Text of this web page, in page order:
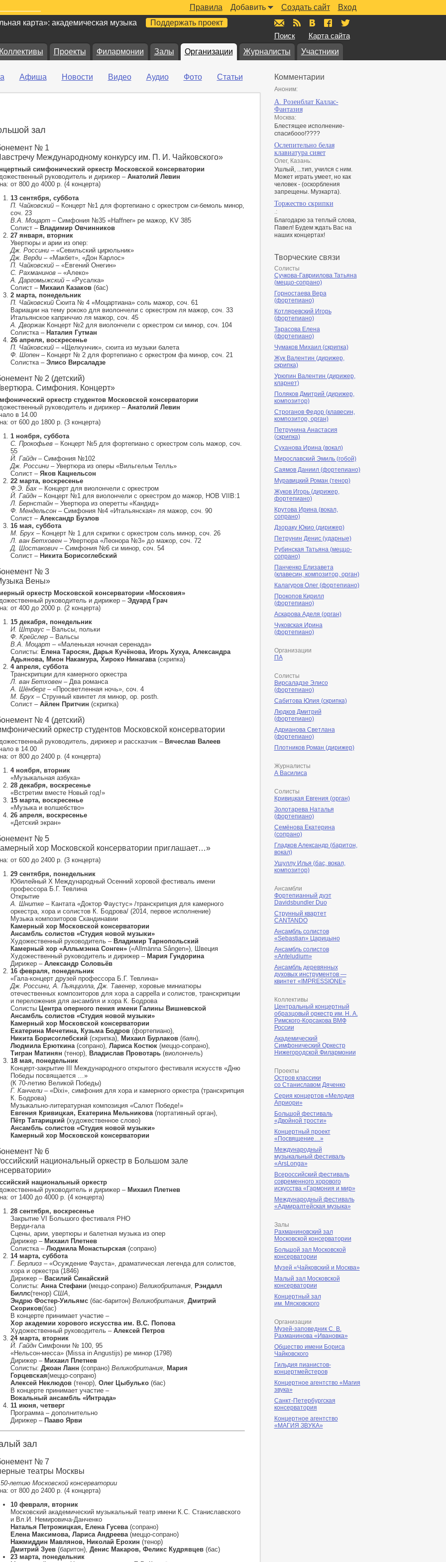
Вход
Создать сайт
Добавить
Правила
карта»: академическая музыка Поддержать проект
Поиск Карта сайта
Коллективы Проекты Филармонии Залы Организации Журналисты Участники
Афиша Новости Видео Аудио Фото Статьи
зал
№ 1
Международному конкурсу им. П. И. Чайковского»
симфонический оркестр Московской консерватории
руководитель и дирижер – Анатолий Левин
от 800 до 4000 р. (4 концерта)
13 сентября, суббота
П. Чайковский– Концерт №1 для фортепиано с оркестром си-бемоль минор,
соч. 23
В.А. Моцарт– Симфония №35 «Haffner» ре мажор, KV 385
Солист – Владимир Овчинников
27 января, вторник
Увертюры и арии из опер:
Дж. Россини– «Севильский цирюльник»
Дж. Верди– «Макбет», «Дон Карлос»
П. Чайковский– «Евгений Онегин»
С. Рахманинов– «Алеко»
А. Даргомыжский– «Русалка»
Солист – Михаил Казаков(бас)
2 марта, понедельник
П. ЧайковскийСюита № 4 «Моцартиана» соль мажор, соч. 61
Вариации на тему рококо для виолончели с оркестром ля мажор, соч. 33
Итальянское каприччио ля мажор, соч. 45
А. ДворжакКонцерт №2 для виолончели с оркестром си минор, соч. 104
Солистка –Наталия Гутман
26 апреля, воскресенье
П. Чайковский– «Щелкунчик», сюита из музыки балета
Ф. Шопен– Концерт № 2 для фортепиано с оркестром фа минор, соч. 21
Солистка – Элисо Вирсаладзе
№ 2 (детский)
Симфония. Концерт»
оркестр студентов Московской консерватории
руководитель и дирижер – Анатолий Левин
в 14.00
от 600 до 1800 р. (3 концерта)
1 ноября, суббота
С. Прокофьев– Концерт №5 для фортепиано с оркестром соль мажор, соч.
55
Й. Гайдн– Симфония №102
Дж. Россини– Увертюра из оперы «Вильгельм Телль»
Солист – Яков Кацнельсон
22 марта, воскресенье
Ф.Э. Бах– Концерт для виолончели с оркестром
Й. Гайдн– Концерт №1 для виолончели с оркестром до мажор, HOB VIIB:1
Л. Бернстайн– Увертюра из оперетты «Кандид»
Ф. Мендельсон – Симфония №4 «Итальянская» ля мажор, соч. 90
Солист – Александр Бузлов
16 мая, суббота
М. Брух– Концерт № 1 для скрипки с оркестром соль минор, соч. 26
Л. ван Бетховен– Увертюра «Леонора №3» до мажор, соч. 72
Д. Шостакович– Симфония №6 си минор, соч. 54
Солист – Никита Борисоглебский
№ 3
Вены»
оркестр Московской консерватории «Московия»
руководитель и дирижер – Эдуард Грач
от 400 до 2000 р. (2 концерта)
15 декабря, понедельник
И. Штраус– Вальсы, польки
Ф. Крейслер– Вальсы
В.А. Моцарт– «Маленькая ночная серенада»
Солисты: Елена Таросян, Дарья Кучёнова, Игорь Хухуа, Александра
Адьянова, Мион Накамура, Хироко Нинагава(скрипка)
4 апреля, суббота
Транскрипции для камерного оркестра
Л. ван Бетховен– Два романса
А. Шёнберг– «Просветленная ночь», соч. 4
М. Брух– Струнный квинтет ля минор, op. posth.
Солист – Айлен Притчин (скрипка)
№ 4 (детский)
оркестр студентов Московской консерватории
руководитель, дирижер и рассказчик – Вячеслав Валеев
в 14.00
от 800 до 2400 р. (4 концерта)
4 ноября, вторник
«Музыкальная азбука»
28 декабря, воскресенье
«Встретим вместе Новый год!»
15 марта, воскресенье
«Музыка и волшебство»
26 апреля, воскресенье
«Детский экран»
№ 5
хор Московской консерватории приглашает…»
от 600 до 2400 р. (3 концерта)
29 сентября, понедельник
Юбилейный X Международный Осенний хоровой фестиваль имени
профессора Б.Г. Тевлина
Открытие
А. Шнитке – Кантата «Доктор Фаустус» /транскрипция для камерного
оркестра, хора и солистов К. Бодрова/ (2014, первое исполнение)
Музыка композиторов Скандинавии
Камерный хор Московской консерватории
Ансамбль солистов «Студия новой музыки»
Художественный руководитель – Владимир Тарнопольский
Камерный хор «Алльмэнна Сонген»(«Allmänna Sången»), Швеция
Художественный руководитель и дирижер – Мария Гундорина
Дирижер – Александр Соловьёв
16 февраля, понедельник
«Гала-концерт друзей профессора Б.Г. Тевлина»
Дж. Россини, А. Пьяццолла, Дж. Тавенер, хоровые миниатюры
отечественных композиторов для хора a cappella и солистов, транскрипции
и переложения для ансамбля и хора К. Бодрова
Солисты Центра оперного пения имени Галины Вишневской
Ансамбль солистов «Студия новой музыки»
Камерный хор Московской консерватории
Екатерина Мечетина, Кузьма Бодров(фортепиано),
Никита Борисоглебский (скрипка), Михаил Бурлаков(баян),
Людмила Ерюткина(сопрано), Лариса Костюк(меццо-сопрано),
Тигран Матинян (тенор), Владислав Провотарь(виолончель)
18 мая, понедельник
Концерт-закрытие III Международного открытого фестиваля искусств «Дню
Победы посвящается …»
(К 70-летию Великой Победы)
Г. Канчели– «Dixi», симфония для хора и камерного оркестра (транскрипция
К. Бодрова)
Музыкально-литературная композиция «Салют Победе!»
Евгения Кривицкая, Екатерина Мельникова(портативный орган),
Пётр Татарицкий (художественное слово)
Ансамбль солистов «Студия новой музыки»
Камерный хор Московской консерватории
№ 6
национальный оркестр в Большом зале
национальный оркестр
руководитель и дирижер – Михаил Плетнев
от 1400 до 4000 р. (4 концерта)
28 сентября, воскресенье
Закрытие VI Большого фестиваля РНО
Верди-гала
Сцены, арии, увертюры и балетная музыка из опер
Дирижер – Михаил Плетнев
Солистка – Людмила Монастырская (сопрано)
14 марта, суббота
Г. Берлиоз – «Осуждение Фауста», драматическая легенда для солистов,
хора и оркестра (1846)
Дирижер – Василий Синайский
Солисты: Анна Стефани (меццо-сопрано) Великобритания, Рэндалл
Биллс(тенор) США,
Эндрю Фостер-Уильямс (бас-баритон)Великобритания, Дмитрий
Скориков(бас)
В концерте принимает участие –
Хор академии хорового искусства им. В.С. Попова
Художественный руководитель – Алексей Петров
24 марта, вторник
Й. Гайдн Симфонии № 100, 95
«Нельсон-месса» (Missa in Angustijs) ре минор (1798)
Дирижер –Михаил Плетнев
Солисты: Джоан Ланн (сопрано) Великобритания, Мария
Горцевская(меццо-сопрано)
Алексей Неклюдов(тенор), Олег Цыбулько(бас)
В концерте принимает участие –
Вокальный ансамбль «Интрада»
11 июня, четверг
Программа – дополнительно
Дирижер –Пааво Ярви
зал
№ 7
театры Москвы
летию Московской консерватории
от 800 до 2400 р. (4 концерта)
10 февраля, вторник
Московский академический музыкальный театр имени К.С. Станиславского
и Вл.И. Немировича-Данченко
Наталья Петрожицкая, Елена Гусева(сопрано)
Елена Максимова, Лариса Андреева(меццо-сопрано)
Нажмиддин Мавлянов, Николай Ерохин (тенор)
Дмитрий Зуев(баритон), Денис Макаров, Феликс Кудрявцев(бас)
23 марта, понедельник
Комментарии
Аноним:
А. Розенблат Каллас-
Фантазия
Москва:
Блестящее исполнение-
спасибооо!????
Ослепительно белая
клавиатура сияет
Олег, Казань:
Ушлый, ...тип, учился с ним.
Может играть умеет, но как
человек - (оскорбления
запрещены. Музкарта).
Торжество скрипки
.:
Благодарю за теплый слова,
Павел! Будем ждать Вас на
наших концертах!
Творческие связи
Солисты
Сучкова-Гавриилова Татьяна
(меццо-сопрано)
Горностаева Вера
(фортепиано)
Котляревский Игорь
(фортепиано)
Тарасова Елена
(фортепиано)
Чумаков Михаил (скрипка)
Жук Валентин (дирижер,
скрипка)
Урюпин Валентин (дирижер,
кларнет)
Поляков Дмитрий (дирижер,
композитор)
Строганов Федор (клавесин,
композитор, орган)
Петрунина Анастасия
(скрипка)
Суханова Ирина (вокал)
Мирославский Эмиль (гобой)
Саямов Даниил (фортепиано)
Муравицкий Роман (тенор)
Жуков Игорь (дирижер,
фортепиано)
Крутова Ирина (вокал,
сопрано)
Дзораку Юкио (дирижер)
Петрунин Денис (ударные)
Рубинская Татьяна (меццо-
сопрано)
Панченко Елизавета
(клавесин, композитор, орган)
Калагуров Олег (фортепиано)
Прокопов Кирилл
(фортепиано)
Аскарова Аделя (орган)
Чуковская Ирина
(фортепиано)
Организации
ПА
Солисты
Вирсаладзе Элисо
(фортепиано)
Сабитова Юлия (скрипка)
Людков Дмитрий
(фортепиано)
Адрианова Светлана
(фортепиано)
Плотников Роман (дирижер)
Журналисты
А Василиса
Солисты
Кривицкая Евгения (орган)
Золотарева Наталья
(фортепиано)
Семёнова Екатерина
(сопрано)
Гладков Александр (баритон,
вокал)
Ушуллу Илья (бас, вокал,
композитор)
Ансамбли
Фортепианный дуэт
Davidsbundler Duo
Струнный квартет
CANTANDO
Ансамбль солистов
«Sebastian» Царицыно
Ансамбль солистов
«Anteludium»
Ансамбль деревянных
духовых инструментов —
квинтет «IMPRESSIONE»
Коллективы
Центральный концертный
образцовый оркестр им. Н. А.
Римского-Корсакова ВМФ
России
Академический
Симфонический Оркестр
Нижегородской Филармонии
Проекты
Остров классики
со Станиславом Дяченко
Серия концертов «Мелодия
Априори»
Большой фестиваль
«Двойной трости»
Концертный проект
«Посвящение…»
Международный
музыкальный фестиваль
«ArsLonga»
Всероссийский фестиваль
современного хорового
искусства «Гармония и мир»
Международный фестиваль
«Адмиралтейская музыка»
Залы
Рахманиновский зал
Московской консерватории
Большой зал Московской
консерватории
Музей «Чайковский и Москва»
Малый зал Московской
консерватории
Концертный зал
им. Мясковского
Организации
Музей-заповедник С. В.
Рахманинова «Ивановка»
Общество имени Бориса
Чайковского
Гильдия пианистов-
концертмейстеров
Концертное агентство «Магия
звука»
Санкт-Петербургская
консерватория
Концертное агентство
«МАГИЯ ЗВУКА»